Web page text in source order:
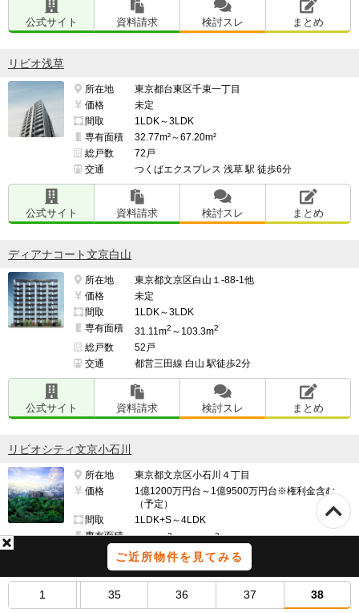
ご近所物件を見てみる
1 35 36 37 38
公式サイト 資料請求 検討スレ まとめ
リビオ浅草
所在地
東京都台東区千束一丁目
価格
未定
間取
1LDK～3LDK
専有面積
32.77m²～67.20m²
総戸数
72戸
交通
つくばエクスプレス 浅草 駅 徒歩6分
公式サイト 資料請求 検討スレ まとめ
ディアナコート文京白山
所在地
東京都文京区白山１-88-1他
価格
未定
間取
1LDK～3LDK
専有面積
31.11m2 ～103.3m2
総戸数
52戸
交通
都営三田線 白山 駅徒歩2分
公式サイト 資料請求 検討スレ まとめ
リビオシティ文京小石川
所在地
東京都文京区小石川４丁目
価格
1億1200万円台～1億9500万円台※権利金含む
（予定）
間取
1LDK+S～4LDK
専有面積
59.17m2～82.67m2
522戸
東京メトロ丸ノ内線・南北線 後楽園 駅徒歩12分
(サブエントランスより/8番出口まで)